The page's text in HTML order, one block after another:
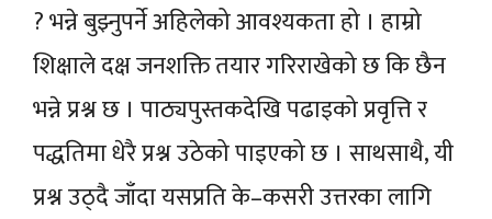
? भन्ने बुझ्नुपर्ने अहिलेको आवश्यकता हो । हाम्रो
शिक्षाले दक्ष जनशक्ति तयार गरिराखेको छ कि छैन
भन्ने प्रश्न छ । पाठ्यपुस्तकदेखि पढाइको प्रवृत्ति र
पद्धतिमा धेरै प्रश्न उठेको पाइएको छ । साथसाथै, यी
प्रश्न उठ्दै जाँदा यसप्रति के–कसरी उत्तरका लागि